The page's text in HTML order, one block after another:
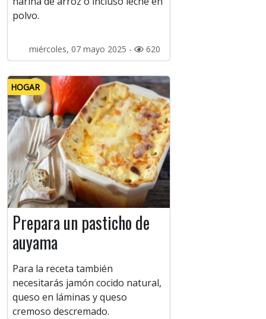
polvo.
miércoles, 07 mayo 2025 - 620
HOGAR
Prepara un pasticho de
auyama
Para la receta también
necesitarás jamón cocido natural,
queso en láminas y queso
cremoso descremado.